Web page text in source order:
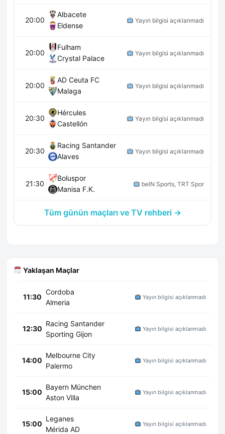
20:00
Albacete
Eldense
Yayın bilgisi açıklanmadı
20:00
Fulham
Crystal Palace
Yayın bilgisi açıklanmadı
20:00
AD Ceuta FC
Malaga
Yayın bilgisi açıklanmadı
20:30
Hércules
Castellón
Yayın bilgisi açıklanmadı
20:30
Racing Santander
Alaves
Yayın bilgisi açıklanmadı
21:30
Boluspor
Manisa F.K.
beIN Sports, TRT Spor
Tüm günün maçları ve TV rehberi →
Yaklaşan Maçlar
11:30
Cordoba
Almeria
Yayın bilgisi açıklanmadı
12:30
Racing Santander
Sporting Gijon
Yayın bilgisi açıklanmadı
14:00
Melbourne City
Palermo
Yayın bilgisi açıklanmadı
15:00
Bayern München
Aston Villa
Yayın bilgisi açıklanmadı
15:00
Leganes
Mérida AD
Yayın bilgisi açıklanmadı